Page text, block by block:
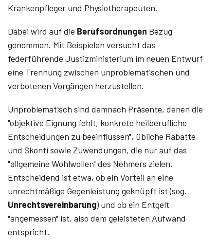
Krankenpfleger und Physiotherapeuten.
Dabei wird auf die Berufsordnungen Bezug
genommen. Mit Beispielen versucht das
federführende Justizministerium im neuen Entwurf
eine Trennung zwischen unproblematischen und
verbotenen Vorgängen herzustellen.
Unproblematisch sind demnach Präsente, denen die
"objektive Eignung fehlt, konkrete heilberufliche
Entscheidungen zu beeinflussen", übliche Rabatte
und Skonti sowie Zuwendungen, die nur auf das
"allgemeine Wohlwollen" des Nehmers zielen.
Entscheidend ist etwa, ob ein Vorteil an eine
unrechtmäßige Gegenleistung geknüpft ist (sog.
Unrechtsvereinbarung) und ob ein Entgelt
"angemessen" ist, also dem geleisteten Aufwand
entspricht.